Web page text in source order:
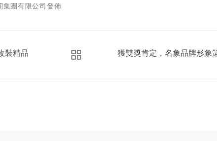
集團有限公司發佈
裝精品
獲雙獎肯定，名象品牌形象